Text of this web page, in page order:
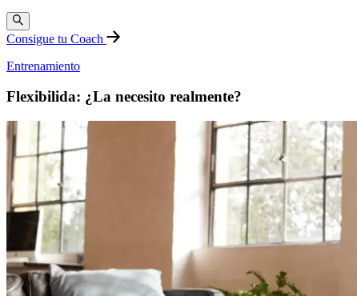
Consigue tu Coach
Entrenamiento
Flexibilida: ¿La necesito realmente?